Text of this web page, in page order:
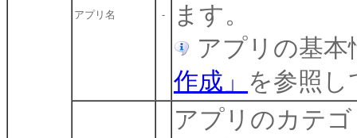
アプリ名 -
ます。
アプリの基
作成」 を参照
アプリのカテ